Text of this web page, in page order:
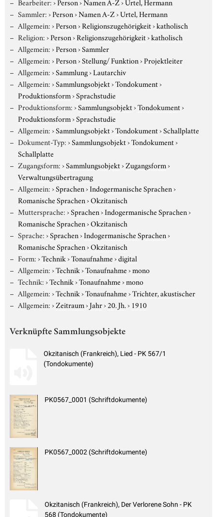
Sammler:›Person›Namen A-Z›Urtel, Hermann
Allgemein:›Person›Religionszugehörigkeit›katholisch
Religion:›Person›Religionszugehörigkeit›katholisch
Allgemein:›Person›Sammler
Allgemein:›Person›Stellung/ Funktion›Projektleiter
Allgemein:›Sammlung›Lautarchiv
Allgemein:›Sammlungsobjekt›Tondokument›
Produktionsform›Sprachstudie
Produktionsform:›Sammlungsobjekt›Tondokument›
Produktionsform›Sprachstudie
Allgemein:›Sammlungsobjekt›Tondokument›Schallplatte
Dokument-Typ:›Sammlungsobjekt›Tondokument›
Schallplatte
Zugangsform:›Sammlungsobjekt›Zugangsform›
Verwaltungsübertragung
Allgemein:›Sprachen›Indogermanische Sprachen›
Romanische Sprachen›Okzitanisch
Muttersprache:›Sprachen›Indogermanische Sprachen›
Romanische Sprachen›Okzitanisch
Sprache:›Sprachen›Indogermanische Sprachen›
Romanische Sprachen›Okzitanisch
Form:›Technik›Tonaufnahme›digital
Allgemein:›Technik›Tonaufnahme›mono
Technik:›Technik›Tonaufnahme›mono
Allgemein:›Technik›Tonaufnahme›Trichter, akustischer
Allgemein:›Zeitraum›Jahr›20. Jh.› 1910
Verknüpfte Sammlungsobjekte
Okzitanisch (Frankreich), Lied - PK 567/1
(Tondokumente)
PK0567_0001 (Schriftdokumente)
PK0567_0002 (Schriftdokumente)
Okzitanisch (Frankreich), Der Verlorene Sohn - PK
568 (Tondokumente)